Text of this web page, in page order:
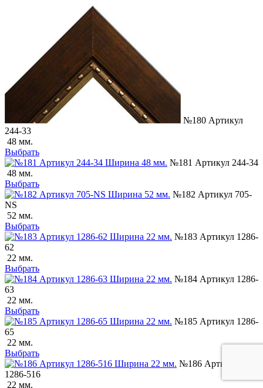
№180 Артикул
244-33
48 мм.
Выбрать
№181 Артикул 244-34
48 мм.
Выбрать
№182 Артикул 705-
NS
52 мм.
Выбрать
№183 Артикул 1286-
62
22 мм.
Выбрать
№184 Артикул 1286-
63
22 мм.
Выбрать
№185 Артикул 1286-
65
22 мм.
Выбрать
№186 Артикул
1286-516
22 мм.